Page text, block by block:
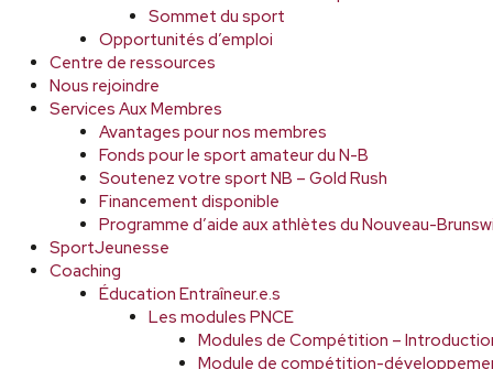
Sommet du sport
Opportunités d’emploi
Centre de ressources
Nous rejoindre
Services Aux Membres
Avantages pour nos membres
Fonds pour le sport amateur du N-B
Soutenez votre sport NB – Gold Rush
Financement disponible
Programme d’aide aux athlètes du Nouveau-
SportJeunesse
Coaching
Éducation Entraîneur.e.s
Les modules PNCE
Modules de Compétition –
Module de compétition-